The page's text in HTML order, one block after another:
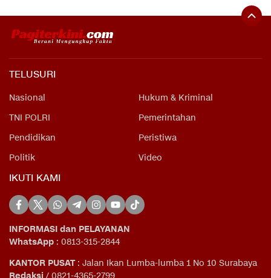
TELUSURI
Nasional
Hukum & Kriminal
TNI POLRI
Pemerintahan
Pendidikan
Peristiwa
Politik
Video
IKUTI KAMI
INFORMASI dan PELAYANAN
WhatsApp : 0813-315-2844
KANTOR PUSAT: Jalan Ikan Lumba-lumba 1 No 10 Surabaya